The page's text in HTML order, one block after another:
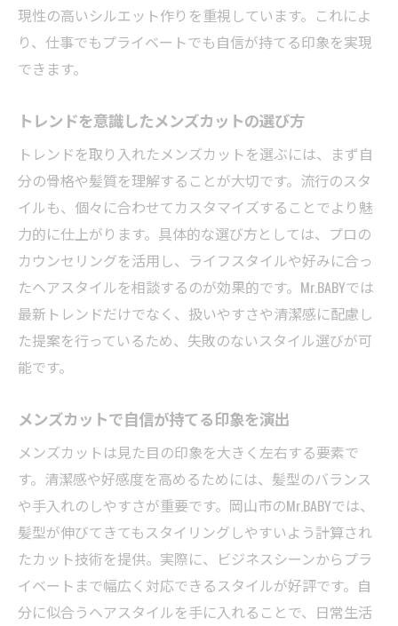
現性の高いシルエット作りを重視しています。これによ
り、仕事でもプライベートでも自信が持てる印象を実現
できます。
トレンドを意識したメンズカットの選び方
トレンドを取り入れたメンズカットを選ぶには、まず自
分の骨格や髪質を理解することが大切です。流行のスタ
イルも、個々に合わせてカスタマイズすることでより魅
力的に仕上がります。具体的な選び方としては、プロの
カウンセリングを活用し、ライフスタイルや好みに合っ
たヘアスタイルを相談するのが効果的です。Mr.BABYでは
最新トレンドだけでなく、扱いやすさや清潔感に配慮し
た提案を行っているため、失敗のないスタイル選びが可
能です。
メンズカットで自信が持てる印象を演出
メンズカットは見た目の印象を大きく左右する要素で
す。清潔感や好感度を高めるためには、髪型のバランス
や手入れのしやすさが重要です。岡山市のMr.BABYでは、
髪型が伸びてきてもスタイリングしやすいよう計算され
たカット技術を提供。実際に、ビジネスシーンからプラ
イベートまで幅広く対応できるスタイルが好評です。自
分に似合うヘアスタイルを手に入れることで、日常生活